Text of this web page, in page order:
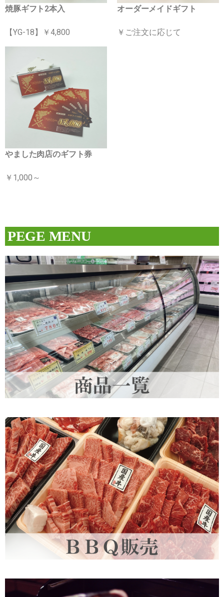
焼豚ギフト2本入
【YG-18】￥4,800
オーダーメイドギフト
￥ご注文に応じて
やました肉店のギフト券
￥1,000～
PEGE MENU